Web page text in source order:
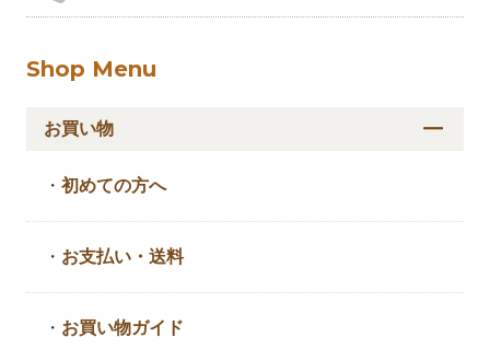
Shop Menu
お買い物
・初めての方へ
・ お支払い・送料
・ お買い物ガイド